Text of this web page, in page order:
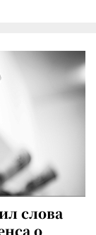
слова
о